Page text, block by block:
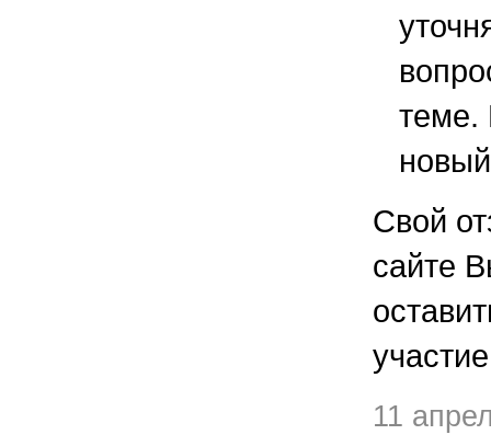
теме.
Свой
сайте
11